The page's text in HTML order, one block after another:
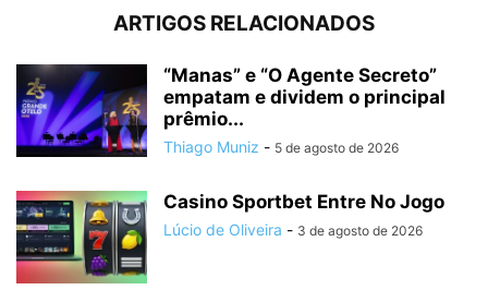
ARTIGOS RELACIONADOS
“Manas” e “O Agente Secreto”
empatam e dividem o principal
prêmio...
Thiago Muniz - 5 de agosto de 2026
Casino Sportbet Entre No Jogo
Lúcio de Oliveira - 3 de agosto de 2026